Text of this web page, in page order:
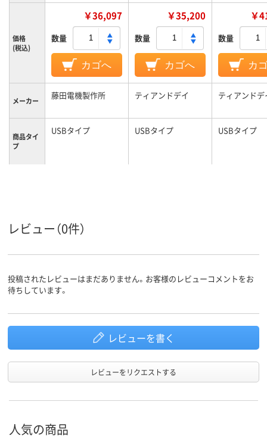
価格
(税込)
￥36,097
数量
カゴへ
￥35,200
数量
カゴへ
￥
数量
カ
メーカー 藤田電機製作所 ティアンドデイ ティアンドデ
商品タイ
プ
USBタイプ USBタイプ USBタイプ
レビュー（0件）
投稿されたレビューはまだありません。お客様のレビューコメントをお
待ちしています。
レビューを書く
レビューをリクエストする
人気の商品